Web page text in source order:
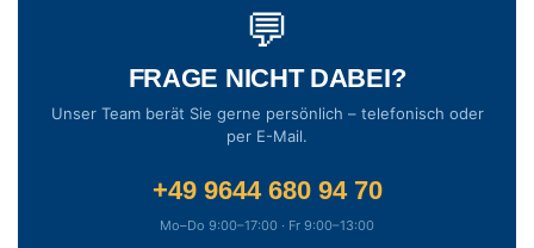
💬
FRAGE NICHT DABEI?
Unser Team berät Sie gerne persönlich – telefonisch oder
per E-Mail.
+49 9644 680 94 70
Mo–Do 9:00–17:00 · Fr 9:00–13:00